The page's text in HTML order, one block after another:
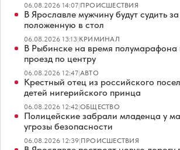
06.08.2026 14:07|ПРОИСШЕСТВИЯ
В Ярославле мужчину будут судить за
положенную в стол
06.08.2026 13:13|КРИМИНАЛ
В Рыбинске на время полумарафона
проезд по центру
06.08.2026 12:47|АВТО
Крестный отец из российского
детей нигерийского принца
06.08.2026 12:42|ОБЩЕСТВО
Полицейские забрали младенца у
угрозы безопасности
06.08.2026 12:39|ПРОИСШЕСТВИЯ